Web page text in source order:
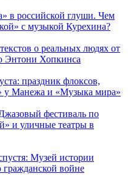
в российской глуши. Чем
с музыкой Курехина?
о реальных людях от
Энтони Хопкинса
праздник флоксов,
у Манежа и «Музыка мира»
фестиваль по
и уличные театры в
Музей истории
войне